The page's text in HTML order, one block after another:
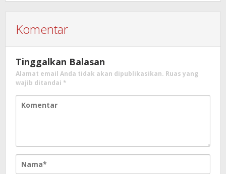
Komentar
Tinggalkan Balasan
Alamat email Anda tidak akan dipublikasikan. Ruas yang
wajib ditandai *